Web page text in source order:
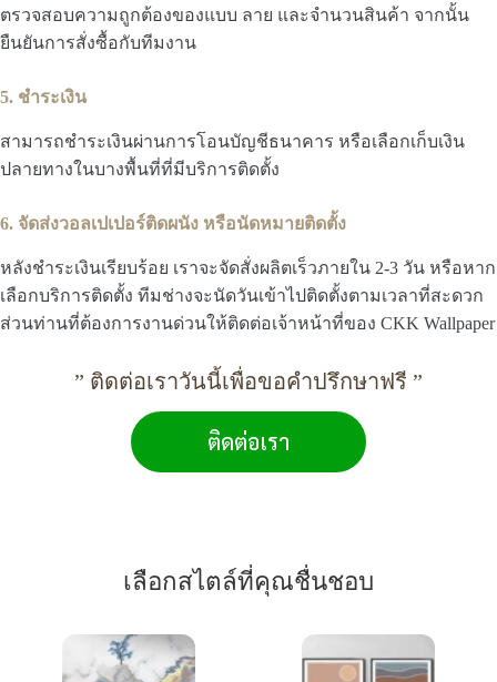
ตรวจสอบความถูกต้องของแบบ ลาย และจำนวนสินค้า จากนั้น
ยืนยันการสั่งซื้อกับทีมงาน
5. ชำระเงิน
สามารถชำระเงินผ่านการโอนบัญชีธนาคาร หรือเลือกเก็บเงิน
ปลายทางในบางพื้นที่ที่มีบริการติดตั้ง
6. จัดส่งวอลเปเปอร์ติดผนัง หรือนัดหมายติดตั้ง
หลังชำระเงินเรียบร้อย เราจะจัดสั่งผลิตเร็วภายใน 2-3 วัน หรือหาก
เลือกบริการติดตั้ง ทีมช่างจะนัดวันเข้าไปติดตั้งตามเวลาที่สะดวก
ส่วนท่านที่ต้องการงานด่วนให้ติดต่อเจ้าหน้าที่ของ CKK Wallpaper
” ติดต่อเราวันนี้เพื่อขอคำปรึกษาฟรี ”
ติดต่อเรา
เลือกสไตล์ที่คุณชื่นชอบ